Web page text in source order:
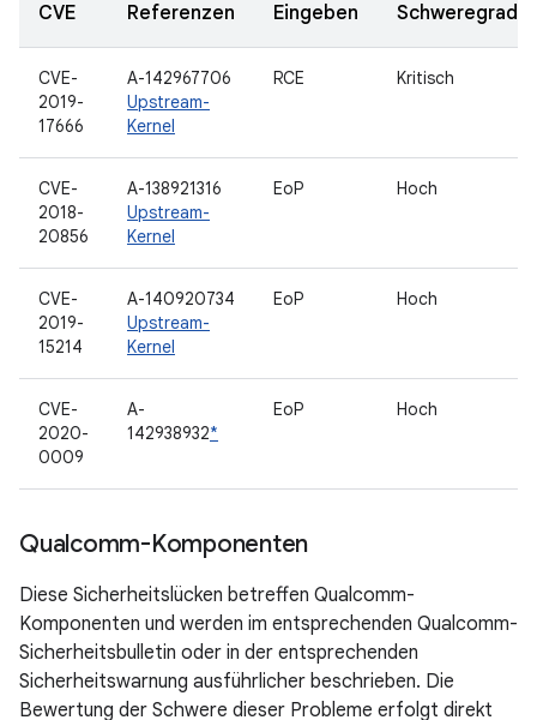
CVE Referenzen Eingeben Schweregrad
CVE-
2019-
17666
A-142967706
Upstream-
Kernel
RCE Kritisch
CVE-
2018-
20856
A-138921316
Upstream-
Kernel
EoP Hoch
CVE-
2019-
15214
A-140920734
Upstream-
Kernel
EoP Hoch
CVE-
2020-
0009
A-
142938932*
EoP Hoch
Qualcomm-Komponenten
Diese Sicherheitslücken betreffen Qualcomm-
Komponenten und werden im entsprechenden Qualcomm-
Sicherheitsbulletin oder in der entsprechenden
Sicherheitswarnung ausführlicher beschrieben. Die
Bewertung der Schwere dieser Probleme erfolgt direkt